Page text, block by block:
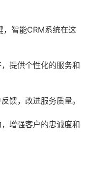
，智能CRM系统在这
提供个性化的服务和
馈，改进服务质量。
增强客户的忠诚度和